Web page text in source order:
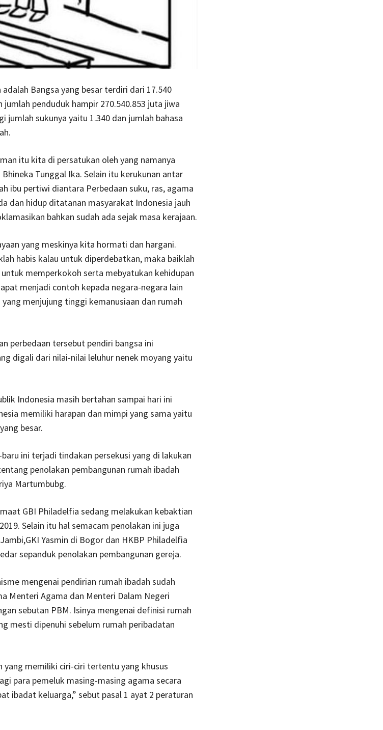
adalah Bangsa yang besar terdiri dari 17.540
jumlah penduduk hampir 270.540.853 juta jiwa
jumlah sukunya yaitu 1.340 dan jumlah bahasa
itu kita di persatukan oleh yang namanya
Tunggal Ika. Selain itu kerukunan antar
ibu pertiwi diantara Perbedaan suku, ras, agama
dan hidup ditatanan masyarakat Indonesia jauh
bahkan sudah ada sejak masa kerajaan.
yang meskinya kita hormati dan hargani.
habis kalau untuk diperdebatkan, maka baiklah
memperkokoh serta mebyatukan kehidupan
menjadi contoh kepada negara-negara lain
menjujung tinggi kemanusiaan dan rumah
perbedaan tersebut pendiri bangsa ini
digali dari nilai-nilai leluhur nenek moyang yaitu
Indonesia masih bertahan sampai hari ini
memiliki harapan dan mimpi yang sama yaitu
besar.
ini terjadi tindakan persekusi yang di lakukan
penolakan pembangunan rumah ibadah
Martumbubg.
GBI Philadelfia sedang melakukan kebaktian
Selain itu hal semacam penolakan ini juga
Yasmin di Bogor dan HKBP Philadelfia
sepanduk penolakan pembangunan gereja.
mengenai pendirian rumah ibadah sudah
Menteri Agama dan Menteri Dalam Negeri
sebutan PBM. Isinya mengenai definisi rumah
mesti dipenuhi sebelum rumah peribadatan
yang memiliki ciri-ciri tertentu yang khusus
para pemeluk masing-masing agama secara
ibadat keluarga,” sebut pasal 1 ayat 2 peraturan